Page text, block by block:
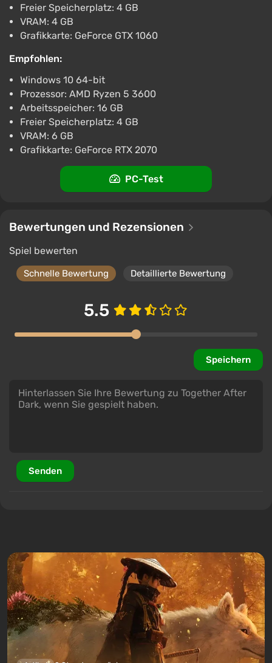
Freier Speicherplatz: 4 GB
VRAM: 4 GB
Grafikkarte: GeForce GTX 1060
Empfohlen:
Windows 10 64-bit
Prozessor: AMD Ryzen 5 3600
Arbeitsspeicher: 16 GB
Freier Speicherplatz: 4 GB
VRAM: 6 GB
Grafikkarte: GeForce RTX 2070
PC-Test
Bewertungen und Rezensionen
Spiel bewerten
Schnelle Bewertung Detaillierte Bewertung
5.5
Speichern
Senden